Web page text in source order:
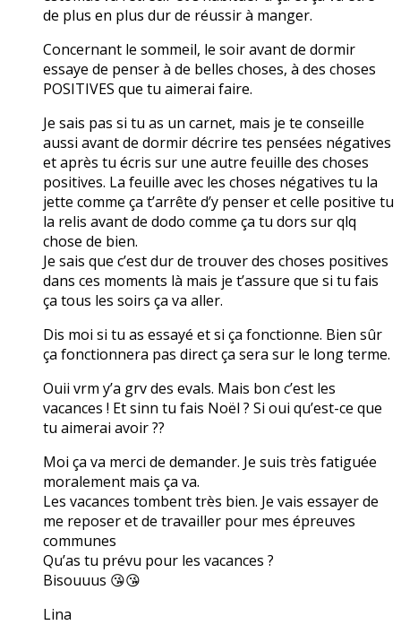
de plus en plus dur de réussir à manger.
Concernant le sommeil, le soir avant de dormir
essaye de penser à de belles choses, à des choses
POSITIVES que tu aimerai faire.
Je sais pas si tu as un carnet, mais je te conseille
aussi avant de dormir décrire tes pensées négatives
et après tu écris sur une autre feuille des choses
positives. La feuille avec les choses négatives tu la
jette comme ça t’arrête d’y penser et celle positive tu
la relis avant de dodo comme ça tu dors sur qlq
chose de bien.
Je sais que c’est dur de trouver des choses positives
dans ces moments là mais je t’assure que si tu fais
ça tous les soirs ça va aller.
Dis moi si tu as essayé et si ça fonctionne. Bien sûr
ça fonctionnera pas direct ça sera sur le long terme.
Ouii vrm y’a grv des evals. Mais bon c’est les
vacances ! Et sinn tu fais Noël ? Si oui qu’est-ce que
tu aimerai avoir ??
Moi ça va merci de demander. Je suis très fatiguée
moralement mais ça va.
Les vacances tombent très bien. Je vais essayer de
me reposer et de travailler pour mes épreuves
communes
Qu’as tu prévu pour les vacances ?
Bisouuus 😘😘
Lina